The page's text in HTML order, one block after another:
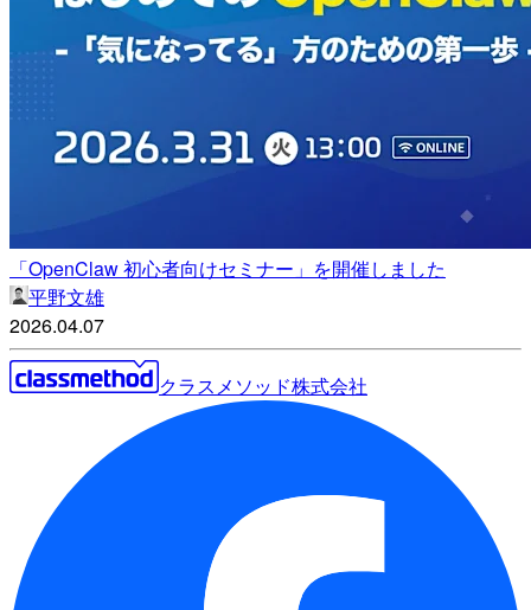
「OpenClaw 初心者向けセミナー」を開催しました
平野文雄
2026.04.07
クラスメソッド株式会社